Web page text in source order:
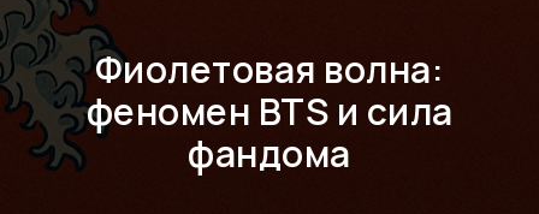
Фиолетовая волна:
феномен BTS и сила
фандома